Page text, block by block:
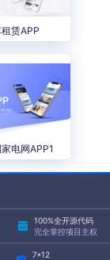
赁APP
电网APP1
100%全开源代码
完全掌控项目主权
7*12